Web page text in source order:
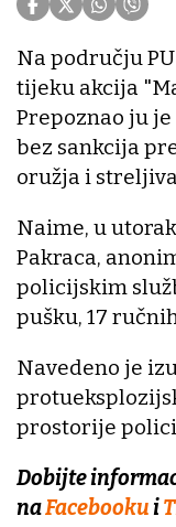
Na području
tijeku akcija
Prepoznao ju
bez sankcija
oružja i
Naime, u
Pakraca,
policijskim
pušku, 17
Navedeno je
prostorije
Dobijte
naFacebookui